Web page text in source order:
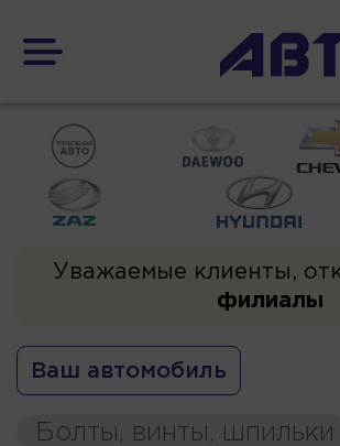
Уважаемые клиенты,
филиалы
Ваш автомобиль
Болты, винты, шпильки